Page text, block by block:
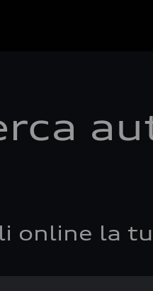
online la